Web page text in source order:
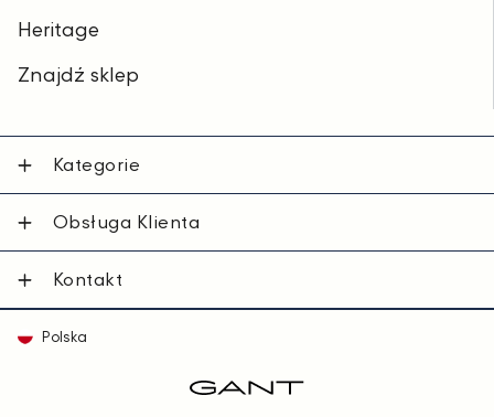
Heritage
Znajdź sklep
Kategorie
Obsługa Klienta
Kontakt
Polska